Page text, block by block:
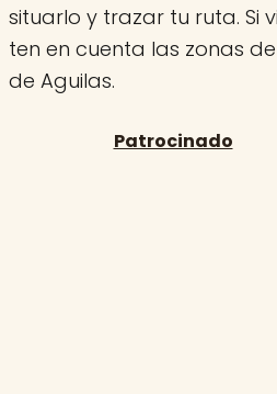
situarlo y trazar tu ruta. Si
ten en cuenta las zonas
de Aguilas.